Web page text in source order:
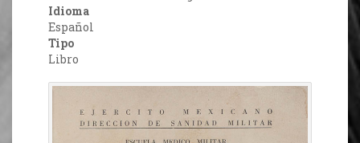
Idioma
Español
Tipo
Libro